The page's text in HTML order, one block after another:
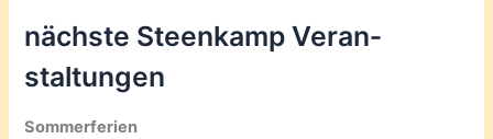
nächste Steenkamp Veran­
staltungen
Sommerferien